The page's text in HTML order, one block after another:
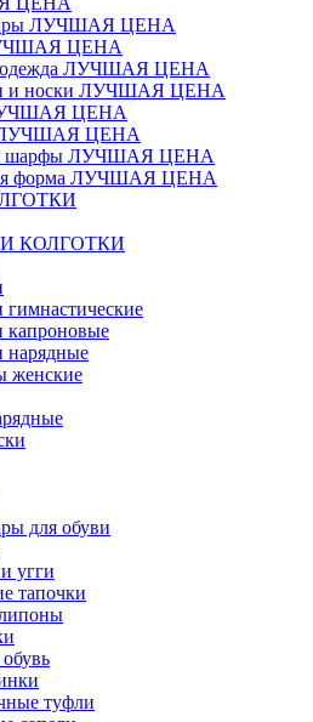
ЛУЧШАЯ ЦЕНА
ЦЕНА
одежда ЛУЧШАЯ ЦЕНА
и носки ЛУЧШАЯ ЦЕНА
ЦЕНА
ЛУЧШАЯ ЦЕНА
шарфы ЛУЧШАЯ ЦЕНА
форма ЛУЧШАЯ ЦЕНА
КОЛГОТКИ
гимнастические
капроновые
нарядные
женские
для обуви
угги
тапочки
туфли